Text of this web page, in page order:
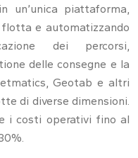
un’unica piattaforma,
e automatizzando
dei percorsi,
delle consegne e la
Geotab e altri
di diverse dimensioni.
i costi operativi fino al